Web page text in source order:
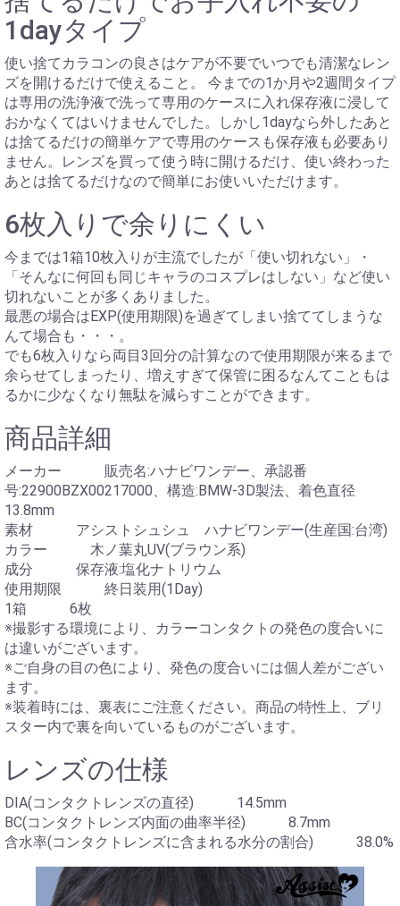
1dayタイプ
使い捨てカラコンの良さはケアが不要でいつでも清潔なレン
ズを開けるだけで使えること。 今までの1か月や2週間タイプ
は専用の洗浄液で洗って専用のケースに入れ保存液に浸して
おかなくてはいけませんでした。しかし1dayなら外したあと
は捨てるだけの簡単ケアで専用のケースも保存液も必要あり
ません。レンズを買って使う時に開けるだけ、使い終わった
あとは捨てるだけなので簡単にお使いいただけます。
6枚入りで余りにくい
今までは1箱10枚入りが主流でしたが「使い切れない」・
「そんなに何回も同じキャラのコスプレはしない」など使い
切れないことが多くありました。
最悪の場合はEXP(使用期限)を過ぎてしまい捨ててしまうな
んて場合も・・・。
でも6枚入りなら両目3回分の計算なので使用期限が来るまで
余らせてしまったり、増えすぎて保管に困るなんてこともは
るかに少なくなり無駄を減らすことができます。
商品詳細
メーカー 販売名:ハナビワンデー、承認番
号:22900BZX00217000、構造:BMW-3D製法、着色直径
13.8mm
素材 アシストシュシュ ハナビワンデー(生産国:台湾)
カラー 木ノ葉丸UV(ブラウン系)
成分 保存液:塩化ナトリウム
使用期限 終日装用(1Day)
1箱 6枚
※撮影する環境により、カラーコンタクトの発色の度合いに
は違いがございます。
※ご自身の目の色により、発色の度合いには個人差がござい
ます。
※装着時には、裏表にご注意ください。商品の特性上、ブリ
スター内で裏を向いているものがございます。
レンズの仕様
DIA(コンタクトレンズの直径) 14.5mm
BC(コンタクトレンズ内面の曲率半径) 8.7mm
含水率(コンタクトレンズに含まれる水分の割合) 38.0%